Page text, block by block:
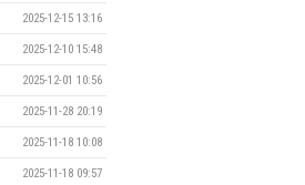
2025-12-15 13:16
2025-12-10 15:48
2025-12-01 10:56
2025-11-28 20:19
2025-11-18 10:08
2025-11-18 09:57